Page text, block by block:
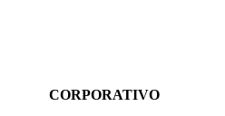
CORPORATIVO